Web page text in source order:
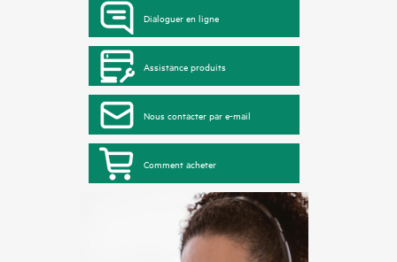
Dialoguer en ligne
Assistance produits
Nous contacter par e-mail
Comment acheter